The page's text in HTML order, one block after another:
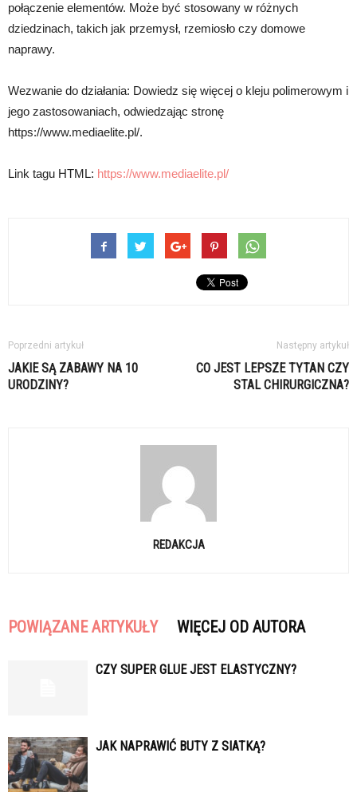
połączenie elementów. Może być stosowany w różnych
dziedzinach, takich jak przemysł, rzemiosło czy domowe
naprawy.
Wezwanie do działania: Dowiedz się więcej o kleju polimerowym i
jego zastosowaniach, odwiedzając stronę
https://www.mediaelite.pl/.
Link tagu HTML: https://www.mediaelite.pl/
Poprzedni artykuł
JAKIE SĄ ZABAWY NA 10
URODZINY?
Następny artykuł
CO JEST LEPSZE TYTAN CZY
STAL CHIRURGICZNA?
REDAKCJA
POWIĄZANE ARTYKUŁY WIĘCEJ OD AUTORA
CZY SUPER GLUE JEST ELASTYCZNY?
JAK NAPRAWIĆ BUTY Z SIATKĄ?